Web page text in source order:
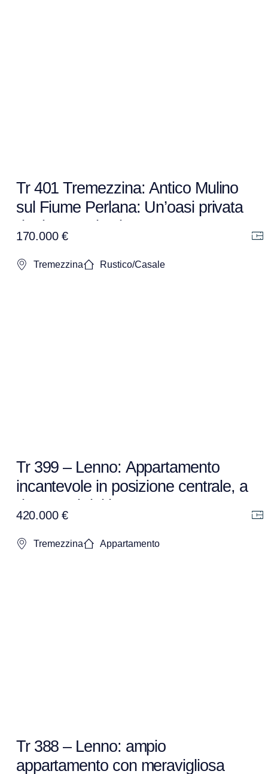
Tr 401 Tremezzina: Antico Mulino
sul Fiume Perlana: Un’oasi privata
da riportare in vita
170.000 €
Tremezzina Rustico/Casale
Tr 399 – Lenno: Appartamento
incantevole in posizione centrale, a
due passi dal lago.
420.000 €
Tremezzina Appartamento
Tr 388 – Lenno: ampio
appartamento con meravigliosa